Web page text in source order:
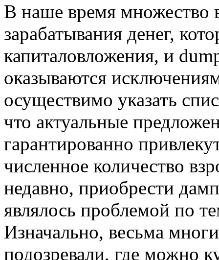
В нaшe врeмя множество
зарабатывания денег,
капиталовложения, и
оказываются
осуществимо указать
что актуальные
гарантированно
численное количество
недавно, приобрести
являлось проблемой по
Изначально, весьма
подозревали, где можно